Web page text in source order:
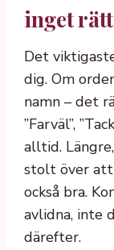
inget
Det
dig. Om
namn – det
”Farväl”,
alltid.
stolt över att
också bra.
avlidna, inte
därefter.